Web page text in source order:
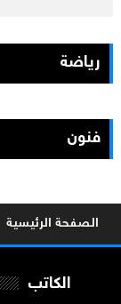
رياضة
فنون
الصفحة الرئيسية
الكاتب